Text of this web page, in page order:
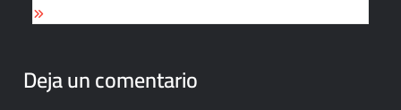
Deja un comentario